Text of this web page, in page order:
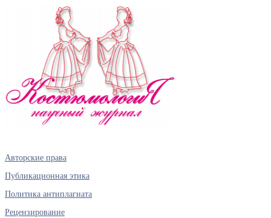
Авторские права
Публикационная этика
Политика антиплагиата
Рецензирование